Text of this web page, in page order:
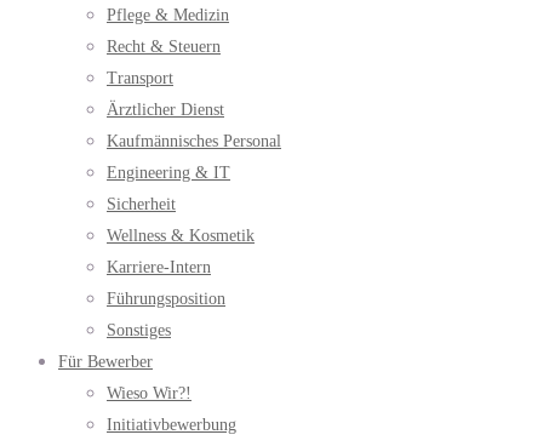
Pflege & Medizin
Recht & Steuern
Transport
Ärztlicher Dienst
Kaufmännisches Personal
Engineering & IT
Sicherheit
Wellness & Kosmetik
Karriere-Intern
Führungsposition
Sonstiges
Für Bewerber
Wieso Wir?!
Initiativbewerbung